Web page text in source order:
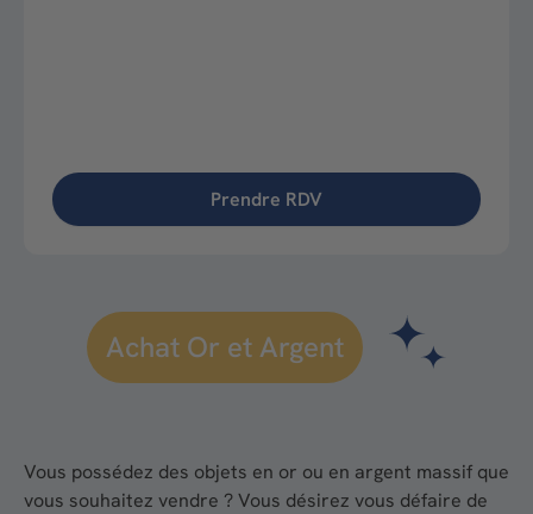
Achat Or et Argent
Vous possédez des objets en or ou en argent massif que
vous souhaitez vendre ? Vous désirez vous défaire de
Prendre RDV